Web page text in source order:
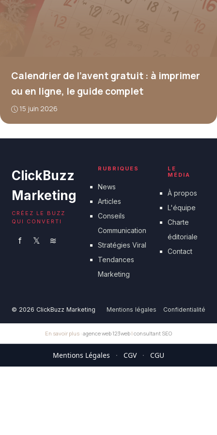
Calendrier de l’avent gratuit : à imprimer
ou en ligne, le guide complet
15 juin 2026
ClickBuzz
Marketing
CRÉEZ LE BUZZ
QUI CONVERTI
f 𝕏 ≋
RUBRIQUES
News
Articles
Conseils
Communication
Stratégies Viral
Tendances
Marketing
LE
MÉDIA
À propos
L'équipe
Charte
éditoriale
Contact
© 2026 ClickBuzz Marketing Mentions légales Confidentialité
En savoir plus : agence web 123web | consultant SEO
Mentions Légales · CGV · CGU